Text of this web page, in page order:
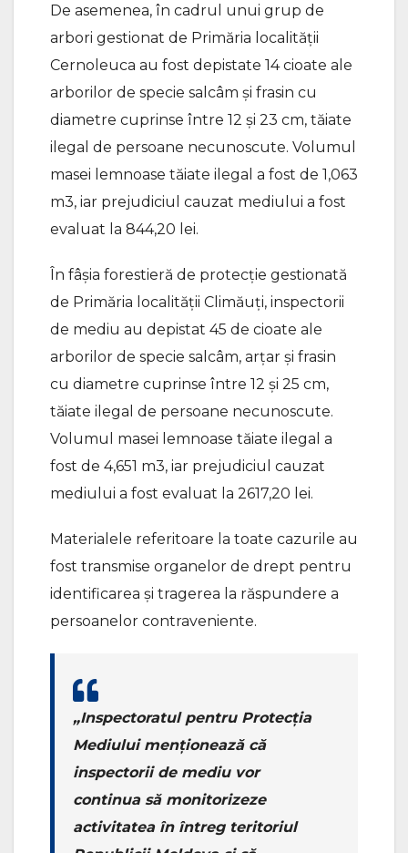
De asemenea, în cadrul unui grup de
arbori gestionat de Primăria localității
Cernoleuca au fost depistate 14 cioate ale
arborilor de specie salcâm și frasin cu
diametre cuprinse între 12 și 23 cm, tăiate
ilegal de persoane necunoscute. Volumul
masei lemnoase tăiate ilegal a fost de 1,063
m3, iar prejudiciul cauzat mediului a fost
evaluat la 844,20 lei.
În fâșia forestieră de protecție gestionată
de Primăria localității Climăuți, inspectorii
de mediu au depistat 45 de cioate ale
arborilor de specie salcâm, arțar și frasin
cu diametre cuprinse între 12 și 25 cm,
tăiate ilegal de persoane necunoscute.
Volumul masei lemnoase tăiate ilegal a
fost de 4,651 m3, iar prejudiciul cauzat
mediului a fost evaluat la 2617,20 lei.
Materialele referitoare la toate cazurile au
fost transmise organelor de drept pentru
identificarea și tragerea la răspundere a
persoanelor contraveniente.
„Inspectoratul pentru Protecția
Mediului menționează că
inspectorii de mediu vor
continua să monitorizeze
activitatea în întreg teritoriul